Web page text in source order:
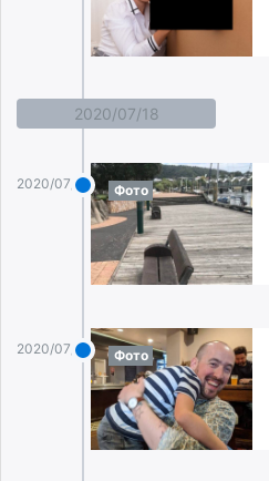
2020/07/18
2020/07/18 Фото
2020/07/18 Фото